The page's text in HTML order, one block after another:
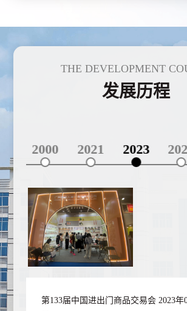
THE DEVELOPMENT
发展历程
2000 2021 2023
第133届中国进出门商品交易会 2023年